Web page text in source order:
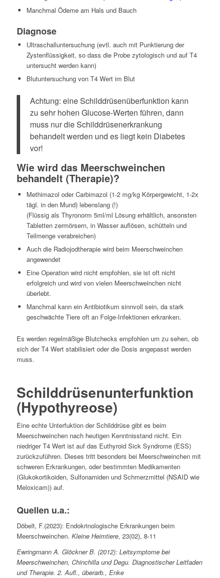
Manchmal Ödeme am Hals und Bauch
Diagnose
Ultraschalluntersuchung (evtl. auch mit Punktierung der
Zystenflüssigkeit, so dass die Probe zytologisch und auf T4
untersucht werden kann)
Blutuntersuchung von T4 Wert im Blut
Achtung: eine Schilddrüsenüberfunktion kann
zu sehr hohen Glucose-Werten führen, dann
muss nur die Schilddrüsenerkrankung
behandelt werden und es liegt kein Diabetes
vor!
Wie wird das Meerschweinchen
behandelt (Therapie)?
Methimazol oder Carbimazol (1-2 mg/kg Körpergewicht, 1-2x
tägl. in den Mund) lebenslang (!)
(Flüssig als Thyronorm 5ml/ml Lösung erhältlich, ansonsten
Tabletten zermörsern, in Wasser auflösen, schütteln und
Teilmenge verabreichen)
Auch die Radiojodtherapie wird beim Meerschweinchen
angewendet
Eine Operation wird nicht empfohlen, sie ist oft nicht
erfolgreich und wird von vielen Meerschweinchen nicht
überlebt.
Manchmal kann ein Antibiotikum sinnvoll sein, da stark
geschwächte Tiere oft an Folge-Infektionen erkranken.
Es werden regelmäßige Blutchecks empfohlen um zu sehen, ob
sich der T4 Wert stabilisiert oder die Dosis angepasst werden
muss.
Schilddrüsenunterfunktion
(Hypothyreose)
Eine echte Unterfuktion der Schilddrüse gibt es beim
Meerschweinchen nach heutigen Kenntnisstand nicht. Ein
niedriger T4 Wert ist auf das Euthyroid Sick Syndrome (ESS)
zurückzuführen. Dieses tritt besonders bei Meerschweinchen mit
schweren Erkrankungen, oder bestimmten Medikamenten
(Glukokortikoiden, Sulfonamiden und Schmerzmittel (NSAID wie
Meloxicam)) auf.
Quellen u.a.:
Döbelt, F.(2023): Endokrinologische Erkrankungen beim
Meerschweinchen. Kleine Heimtiere, 23(02), 8-11
Ewringmann A. Glöckner B. (2012): Leitsymptome bei
Meerschweinchen, Chinchilla und Degu. Diagnostischer Leitfaden
und Therapie. 2. Aufl., überarb., Enke